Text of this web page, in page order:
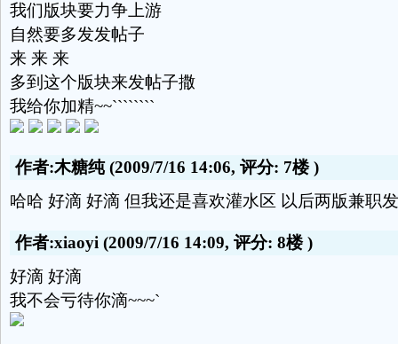
我们版块要力争上游
自然要多发发帖子
来 来 来
多到这个版块来发帖子撒
我给你加精~~````````
作者:木糖纯(2009/7/16 14:06, 评分: 7楼)
哈哈 好滴 好滴 但我还是喜欢灌水区 以后两版兼职
作者:xiaoyi (2009/7/16 14:09, 评分: 8楼)
好滴 好滴
我不会亏待你滴~~~`